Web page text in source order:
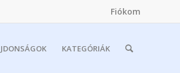
Fiókom
KATEGÓRIÁK